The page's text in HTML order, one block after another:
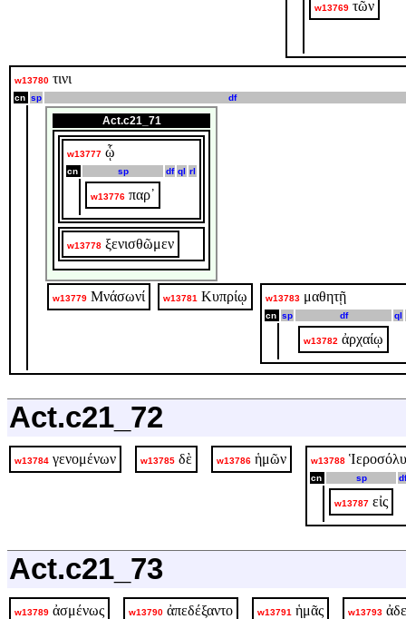
w13769 τῶν
w13780 τινι
cn sp df
Act.c21_71
w13777 ᾧ
cn sp df ql rl
w13776 παρ᾽
w13778 ξενισθῶμεν
w13779 Μνάσωνί w13781 Κυπρίῳ w13783 μαθητῇ
cn sp df ql
w13782 ἀρχαίῳ
Act.c21_72
w13784 γενομένων w13785 δὲ w13786 ἡμῶν w13788
cn sp df
w13787 εἰς
Act.c21_73
w13789 ἀσμένως w13790 ἀπεδέξαντο w13791 ἡμᾶς w13793